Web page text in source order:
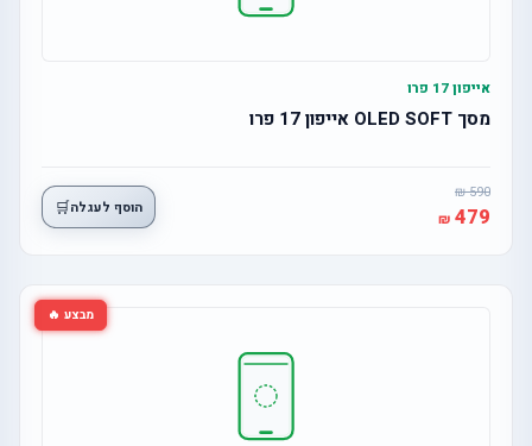
אייפון 17 פרו
מסך OLED SOFT אייפון 17 פרו
590
479 הוסף לעגלה🛒
מבצע 🔥